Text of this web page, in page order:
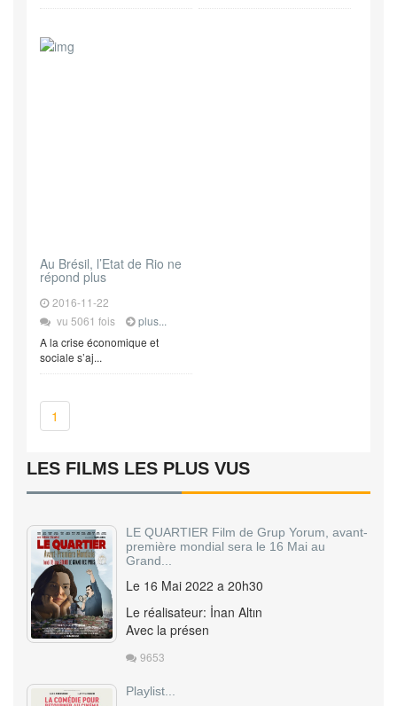
Au Brésil, l’Etat de Rio ne
répond plus
2016-11-22
vu 5061 fois
plus...
A la crise économique et
sociale s’aj...
1
LES FILMS LES PLUS VUS
LE QUARTIER Film de Grup Yorum, avant-
première mondial sera le 16 Mai au
Grand...
Le 16 Mai 2022 a 20h30
Le réalisateur: İnan Altın
Avec la présen
9653
Playlist...